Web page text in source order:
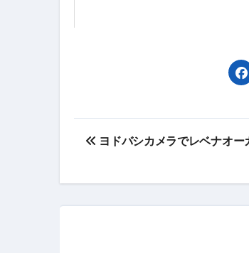
No.102 9割が勘
アーモンドを毎
弁護士解説【詐
ムームードメイ
投
ナ
ヨドバシカメラでレベナオー